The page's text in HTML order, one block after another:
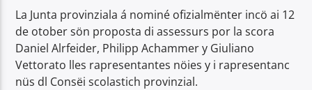
Radio Dolomiti
La Junta provinziala á nominé ofizialmënter incö ai 12
de otober sön proposta di assessurs por la scora
Daniel Alrfeider, Philipp Achammer y Giuliano
Vettorato lles rapresentantes nöies y i rapresentanc
nüs dl Consëi scolastich provinzial.